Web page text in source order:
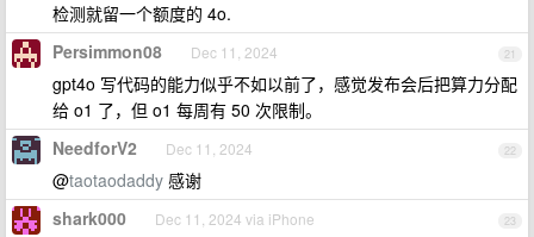
检测就留一个额度的 4o.
21
Persimmon08 Dec 11, 2024
gpt4o 写代码的能力似乎不如以前了，感觉发布会后把算力分配
给 o1 了，但 o1 每周有 50 次限制。
22
NeedforV2 Dec 11, 2024
@taotaodaddy 感谢
23
shark000 Dec 11, 2024 via iPhone